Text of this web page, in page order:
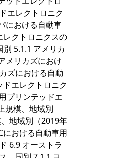
エレクトロニク
における自動車
クトロニクスの
5.1.1 アメリカ
メリカズにおけ
ズにおける自動
エレクトロニク
プリンテッドエ
規模、地域別
地域別（2019年
における自動車用
6.9 オーストラ